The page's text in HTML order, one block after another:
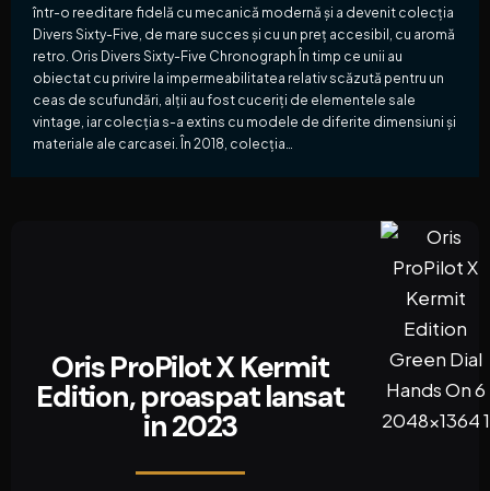
într-o reeditare fidelă cu mecanică modernă și a devenit colecția
Divers Sixty-Five, de mare succes și cu un preț accesibil, cu aromă
retro. Oris Divers Sixty-Five Chronograph În timp ce unii au
obiectat cu privire la impermeabilitatea relativ scăzută pentru un
ceas de scufundări, alții au fost cuceriți de elementele sale
vintage, iar colecția s-a extins cu modele de diferite dimensiuni și
materiale ale carcasei. În 2018, colecția…
Oris ProPilot X Kermit
Edition, proaspat lansat
in 2023